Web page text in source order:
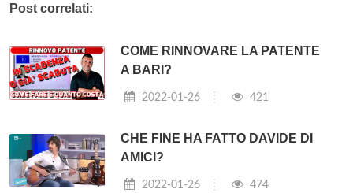
Post correlati:
COME RINNOVARE LA PATENTE
A BARI?
2022-01-26 421
CHE FINE HA FATTO DAVIDE DI
AMICI?
2022-01-26 474